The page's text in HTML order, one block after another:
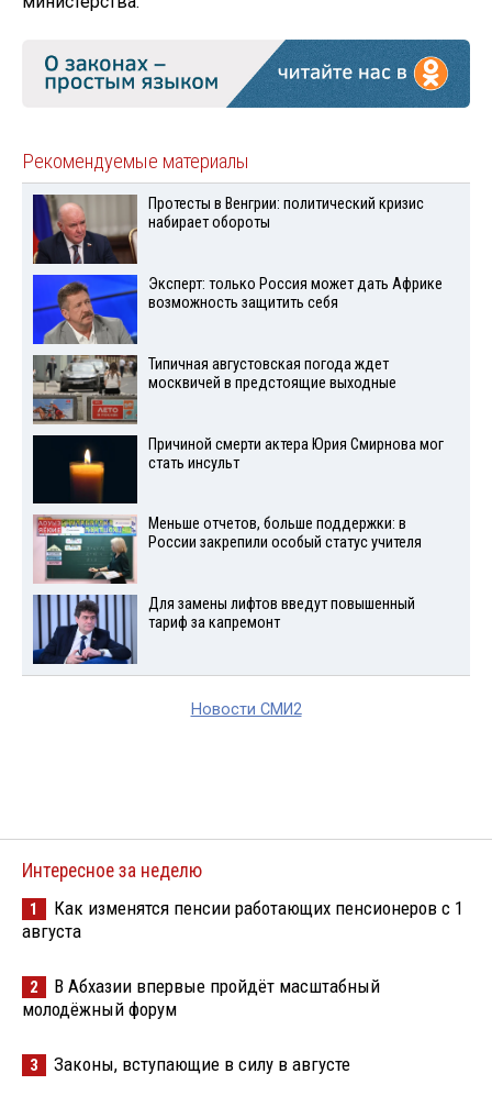
Рекомендуемые материалы
Протесты в Венгрии: политический кризис
набирает обороты
Эксперт: только Россия может дать Африке
возможность защитить себя
Типичная августовская погода ждет
москвичей в предстоящие выходные
Причиной смерти актера Юрия Смирнова мог
стать инсульт
Меньше отчетов, больше поддержки: в
России закрепили особый статус учителя
Для замены лифтов введут повышенный
тариф за капремонт
Новости СМИ2
Интересное за неделю
1
Как изменятся пенсии работающих пенсионеров с 1
августа
2
В Абхазии впервые пройдёт масштабный
молодёжный форум
3 Законы, вступающие в силу в августе